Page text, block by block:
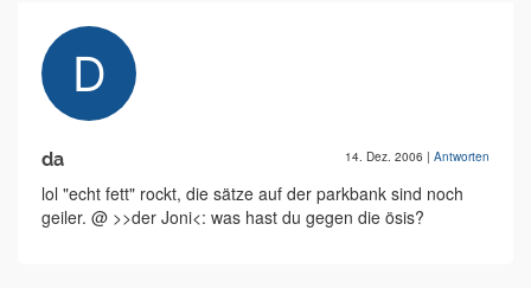
da 14. Dez. 2006 | Antworten
lol "echt fett" rockt, die sätze auf der parkbank sind noch
geiler. @ >>der Joni<: was hast du gegen die ösis?